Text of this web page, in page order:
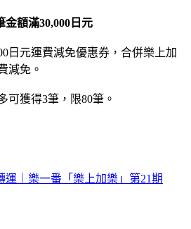
金額滿30,000日元
日元運費減免優惠券，合併樂上加
減免。
可獲得3筆，限80筆。
運｜樂一番「樂上加樂」第21期